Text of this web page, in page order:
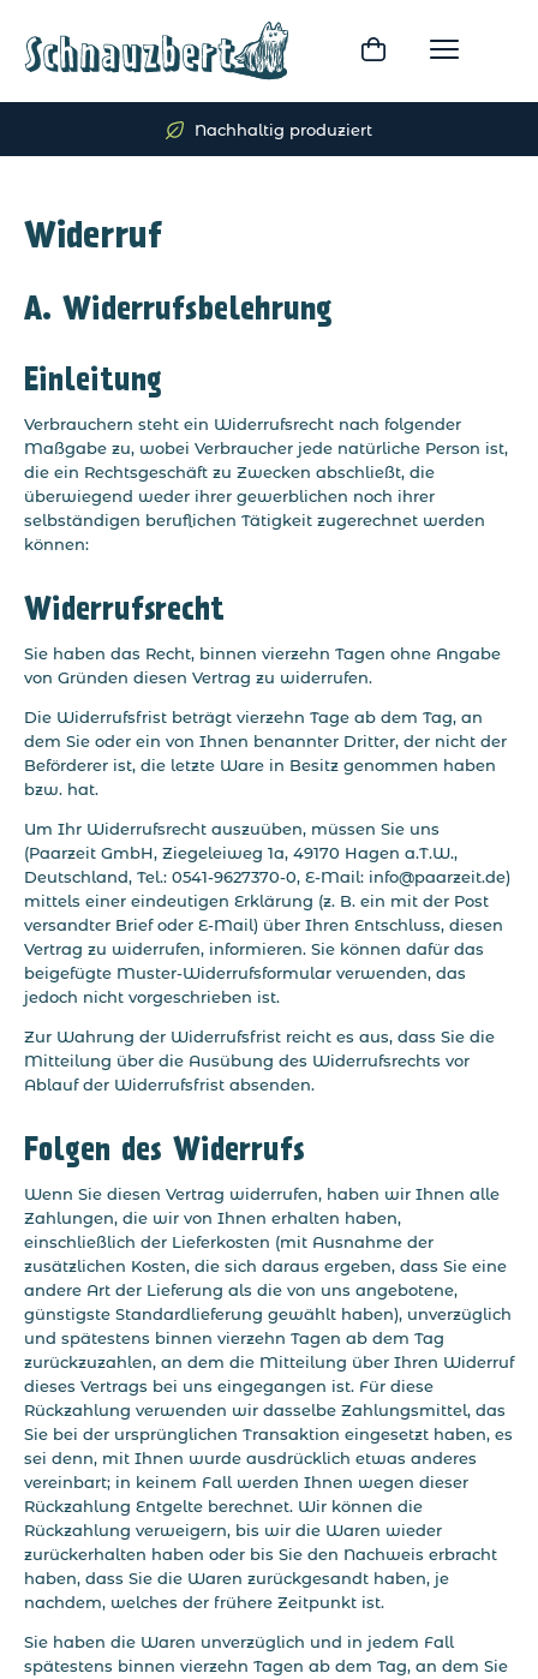
Nachhaltig produziert
Widerruf
A. Widerrufsbelehrung
Einleitung
Verbrauchern steht ein Widerrufsrecht nach folgender
Maßgabe zu, wobei Verbraucher jede natürliche Person ist,
die ein Rechtsgeschäft zu Zwecken abschließt, die
überwiegend weder ihrer gewerblichen noch ihrer
selbständigen beruflichen Tätigkeit zugerechnet werden
können:
Widerrufsrecht
Sie haben das Recht, binnen vierzehn Tagen ohne Angabe
von Gründen diesen Vertrag zu widerrufen.
Die Widerrufsfrist beträgt vierzehn Tage ab dem Tag, an
dem Sie oder ein von Ihnen benannter Dritter, der nicht der
Beförderer ist, die letzte Ware in Besitz genommen haben
bzw. hat.
Um Ihr Widerrufsrecht auszuüben, müssen Sie uns
(Paarzeit GmbH, Ziegeleiweg 1a, 49170 Hagen a.T.W.,
Deutschland, Tel.: 0541-9627370-0, E-Mail: info@paarzeit.de)
mittels einer eindeutigen Erklärung (z. B. ein mit der Post
versandter Brief oder E-Mail) über Ihren Entschluss, diesen
Vertrag zu widerrufen, informieren. Sie können dafür das
beigefügte Muster-Widerrufsformular verwenden, das
jedoch nicht vorgeschrieben ist.
Zur Wahrung der Widerrufsfrist reicht es aus, dass Sie die
Mitteilung über die Ausübung des Widerrufsrechts vor
Ablauf der Widerrufsfrist absenden.
Folgen des Widerrufs
Wenn Sie diesen Vertrag widerrufen, haben wir Ihnen alle
Zahlungen, die wir von Ihnen erhalten haben,
einschließlich der Lieferkosten (mit Ausnahme der
zusätzlichen Kosten, die sich daraus ergeben, dass Sie eine
andere Art der Lieferung als die von uns angebotene,
günstigste Standardlieferung gewählt haben), unverzüglich
und spätestens binnen vierzehn Tagen ab dem Tag
zurückzuzahlen, an dem die Mitteilung über Ihren Widerruf
dieses Vertrags bei uns eingegangen ist. Für diese
Rückzahlung verwenden wir dasselbe Zahlungsmittel, das
Sie bei der ursprünglichen Transaktion eingesetzt haben, es
sei denn, mit Ihnen wurde ausdrücklich etwas anderes
vereinbart; in keinem Fall werden Ihnen wegen dieser
Rückzahlung Entgelte berechnet. Wir können die
Rückzahlung verweigern, bis wir die Waren wieder
zurückerhalten haben oder bis Sie den Nachweis erbracht
haben, dass Sie die Waren zurückgesandt haben, je
nachdem, welches der frühere Zeitpunkt ist.
Sie haben die Waren unverzüglich und in jedem Fall
spätestens binnen vierzehn Tagen ab dem Tag, an dem Sie